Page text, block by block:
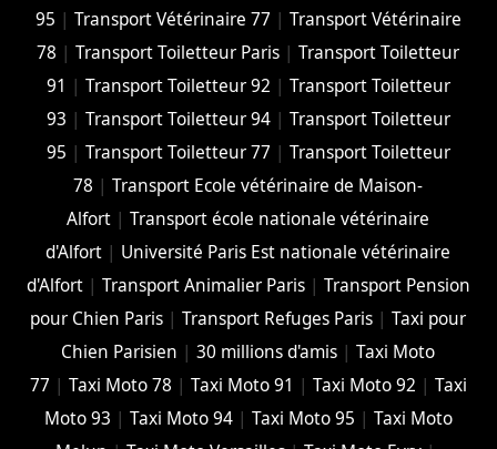
95 | Transport Vétérinaire 77 | Transport Vétérinaire
78 |Transport Toiletteur Paris |Transport Toiletteur
91 | Transport Toiletteur 92 | Transport Toiletteur
93 | Transport Toiletteur 94| Transport Toiletteur
95 | Transport Toiletteur 77 | Transport Toiletteur
78 |Transport Ecole vétérinaire de Maison-
Alfort |Transport école nationale vétérinaire
d'Alfort | Université Paris Est nationale vétérinaire
d'Alfort| Transport Animalier Paris| Transport Pension
pour Chien Paris |Transport Refuges Paris |Taxi pour
Chien Parisien |30 millions d'amis |Taxi Moto
77 | Taxi Moto 78 | Taxi Moto 91 | Taxi Moto 92 | Taxi
Moto 93 | Taxi Moto 94| Taxi Moto 95 | Taxi Moto